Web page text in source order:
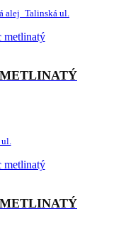
alej_Talinská ul.
METLINATÝ
METLINATÝ